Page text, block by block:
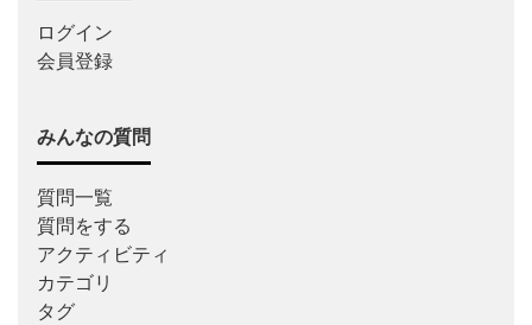
ログイン
会員登録
みんなの質問
質問一覧
質問をする
アクティビティ
カテゴリ
タグ